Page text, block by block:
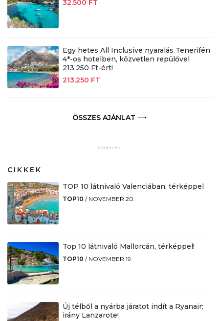
32.500 FT
Egy hetes All Inclusive nyaralás Tenerifén
4*-os hotelben, közvetlen repülővel
213.250 Ft-ért!
213.250 FT
ÖSSZES AJÁNLAT
CIKKEK
TOP 10 látnivaló Valenciában, térképpel
TOP10 / NOVEMBER 20.
Top 10 látnivaló Mallorcán, térképpel!
TOP10 / NOVEMBER 19.
Új télből a nyárba járatot indít a Ryanair:
irány Lanzarote!